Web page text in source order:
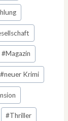
#Magazin
#neuer Krimi
#Thriller